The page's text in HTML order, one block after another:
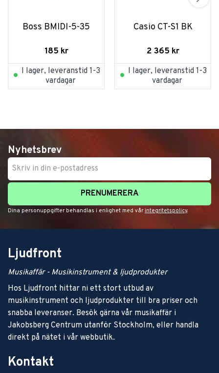
Boss BMIDI-5-35
185 kr
I lager, leveranstid 1-3
vardagar
Casio CT-S1 BK
2 365 kr
I lager, leveranstid 1-3
vardagar
Nyhetsbrev
PRENUMERERA
Dina personuppgifter behandlas i enlighet med vår integritetspolicy.
Ljudfront
Musikaffär - Musikinstrument & ljudprodukter
Hos Ljudfront hittar ni ett stort utbud av
musikinstrument och ljudprodukter till bra priser och
snabba leveranser. Besök gärna vår musikaffär i
Jakobsberg Centrum utanför Stockholm, eller handla
direkt på nätet i vår webbutik.
Kontakt